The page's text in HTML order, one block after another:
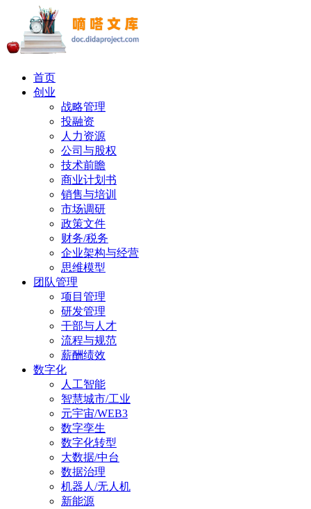
首页
创业
战略管理
投融资
人力资源
公司与股权
技术前瞻
商业计划书
销售与培训
市场调研
政策文件
财务/税务
企业架构与经营
思维模型
团队管理
项目管理
研发管理
干部与人才
流程与规范
薪酬绩效
数字化
人工智能
智慧城市/工业
元宇宙/WEB3
数字孪生
数字化转型
大数据/中台
数据治理
机器人/无人机
新能源